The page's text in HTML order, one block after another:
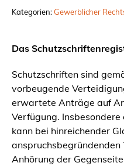
Kategorien:Gewerblicher
Das
Schutzschriften sind
vorbeugende
erwartete Anträge auf
Verfügung.
kann bei hinreichender
anspruchsbegründenden
Anhörung der